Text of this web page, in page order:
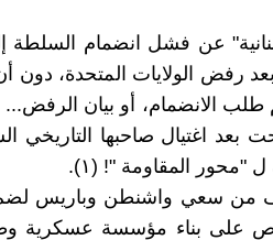
عن فشل انضمام
رفض الولايات المتحدة، دون
الانضمام، أو بيان
بعد اغتيال صاحبها التاريخي
ل "محور المقاومة "! (١).
من سعي واشنطن وباريس لضم
على بناء مؤسسة عسكرية